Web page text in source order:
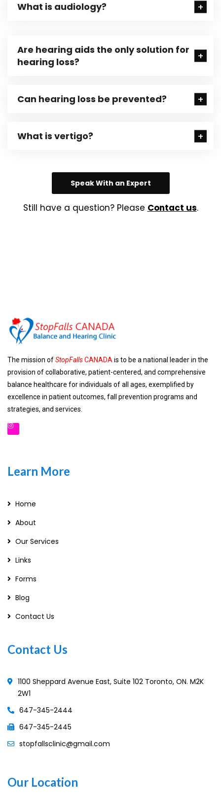
What is audiology?
Are hearing aids the only solution for
hearing loss?
Can hearing loss be prevented?
What is vertigo?
Speak With an Expert
Still have a question? Please Contact us.
The mission ofStopFallsCANADA is to be a national leader in the
provision of collaborative, patient-centered, and comprehensive
balance healthcare for individuals of all ages, exemplified by
excellence in patient outcomes, fall prevention programs and
strategies, and services.
Learn More
Home
About
Our Services
Links
Forms
Blog
Contact Us
Contact Us
1100 Sheppard Avenue East, Suite 102 Toronto, ON. M2K
2W1
647-345-2444
647-345-2445
stopfallsclinic@gmail.com
Our Location